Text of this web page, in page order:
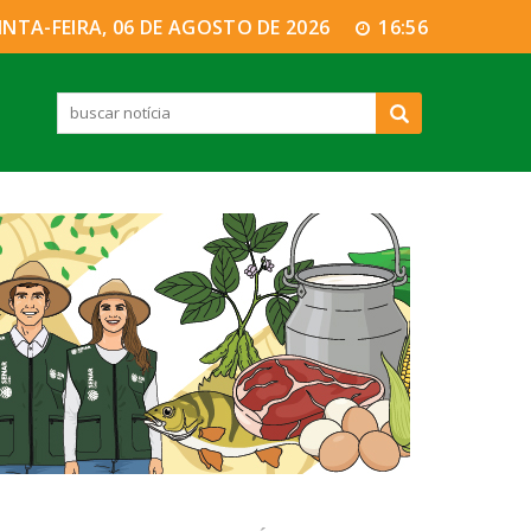
FEIRA, 06 DE AGOSTO DE 2026 16:56